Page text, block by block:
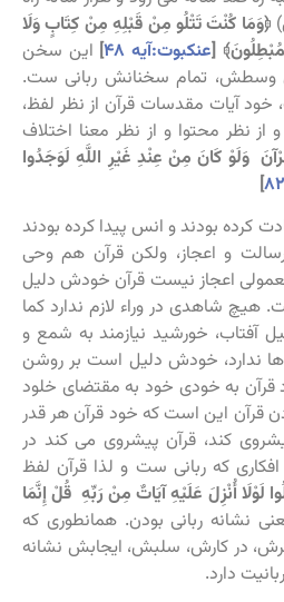
﴿وَمَا كُنْتَ تَتْلُو مِنْ قَبْلِهِ مِنْ كِتَابٍ وَلَا
[عنکبوت:آیه ۴۸ ] این سخن
تمام سخنانش ربانی ست.
خود آیات مقدسات قرآن از نظر لفظ،
نظر محتوا و از نظر معنا اختلاف
وَلَوْ كَانَ مِنْ عِنْدِ غَيْرِ اللَّهِ لَوَجَدُوا
]
بودند و انس پیدا کرده بودند
و اعجاز، ولکن قرآن هم وحی
اعجاز نیست قرآن خودش دلیل
هیچ شاهدی در وراء لازم ندارد کما
آفتاب، خورشید نیازمند به شمع و
ندارد، خودش دلیل است بر روشن
به خودی خود به مقتضای خلود
قرآن این است که خود قرآن هر قدر
کند، قرآن پیشروی می کند در
که ربانی ست و لذا قرآن لفظ
لَوْلَا أُنْزِلَ عَلَيْهِ آيَاتٌ مِنْ رَبِّهِ قُلْ إِنَّمَا
نشانه ربانی بودن. همانطوری که
در کارش، سلبش، ایجابش نشانه
دارد.